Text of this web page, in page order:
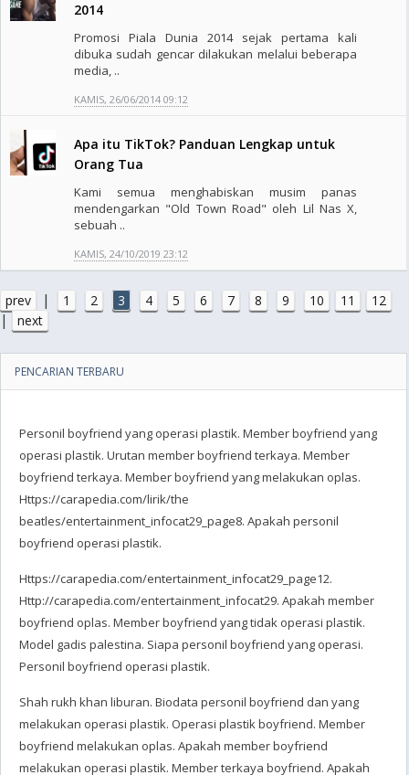
2014
Promosi Piala Dunia 2014 sejak pertama kali
dibuka sudah gencar dilakukan melalui beberapa
media, ..
KAMIS, 26/06/2014 09:12
Apa itu TikTok? Panduan Lengkap untuk
Orang Tua
Kami semua menghabiskan musim panas
mendengarkan "Old Town Road" oleh Lil Nas X,
sebuah ..
KAMIS, 24/10/2019 23:12
prev | 1 2 3 4 5 6 7 8 9 10 11 12
| next
PENCARIAN TERBARU
Personil boyfriend yang operasi plastik. Member boyfriend yang
operasi plastik. Urutan member boyfriend terkaya. Member
boyfriend terkaya. Member boyfriend yang melakukan oplas.
Https://carapedia.com/lirik/the
beatles/entertainment_infocat29_page8. Apakah personil
boyfriend operasi plastik.
Https://carapedia.com/entertainment_infocat29_page12.
Http://carapedia.com/entertainment_infocat29. Apakah member
boyfriend oplas. Member boyfriend yang tidak operasi plastik.
Model gadis palestina. Siapa personil boyfriend yang operasi.
Personil boyfriend operasi plastik.
Shah rukh khan liburan. Biodata personil boyfriend dan yang
melakukan operasi plastik. Operasi plastik boyfriend. Member
boyfriend melakukan oplas. Apakah member boyfriend
melakukan operasi plastik. Member terkaya boyfriend. Apakah